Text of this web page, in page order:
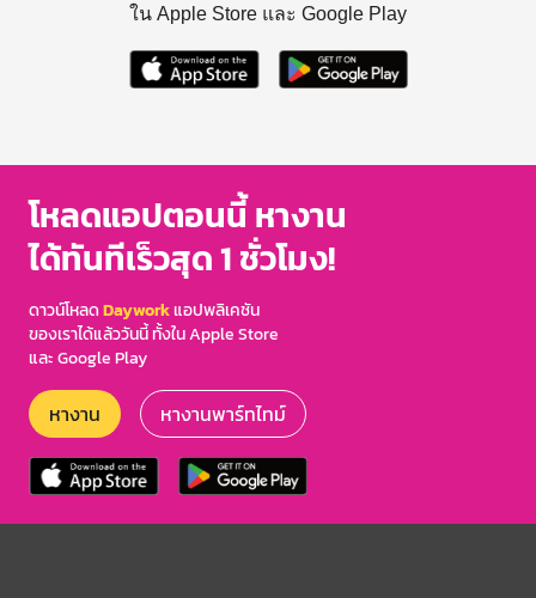
ใน Apple Store และ Google Play
โหลดแอปตอนนี้ หางาน
ได้ทันทีเร็วสุด 1 ชั่วโมง!
ดาวน์โหลดDayworkแอปพลิเคชัน
ของเราได้แล้ววันนี้ ทั้งใน Apple Store
และ Google Play
หางาน หางานพาร์ทไทม์